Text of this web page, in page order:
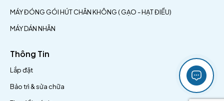
MÁY ĐÓNG GÓI HÚT CHÂN KHÔNG ( GẠO - HẠT ĐIỀU)
MÁY DÁN NHÃN
Thông Tin
Lắp đặt
Bảo trì & sửa chữa